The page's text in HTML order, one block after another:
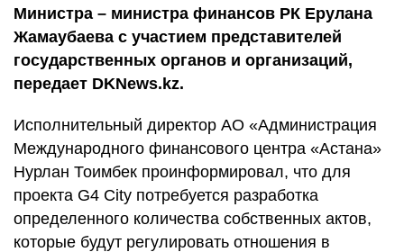
Министра – министра финансов РК Ерулана
Жамаубаева с участием представителей
государственных органов и организаций,
передает DKNews.kz.
Исполнительный директор АО «Администрация
Международного финансового центра «Астана»
Нурлан Тоимбек проинформировал, что для
проекта G4 City потребуется разработка
определенного количества собственных актов,
которые будут регулировать отношения в